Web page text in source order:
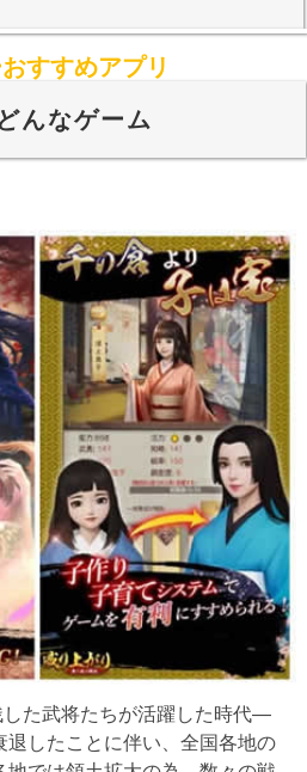
すすめアプリ
んなゲーム
た武将たちが活躍した時代―
したことに伴い、全国各地の